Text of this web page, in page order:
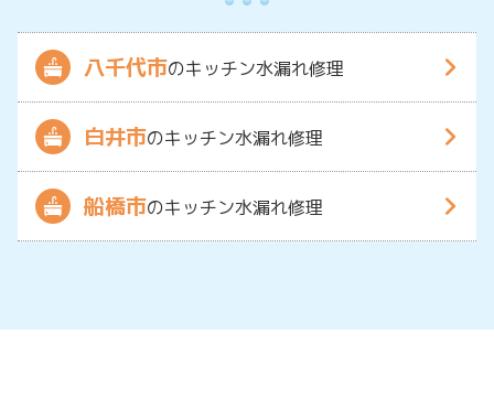
八千代市のキッチン水漏れ修理
白井市のキッチン水漏れ修理
船橋市のキッチン水漏れ修理